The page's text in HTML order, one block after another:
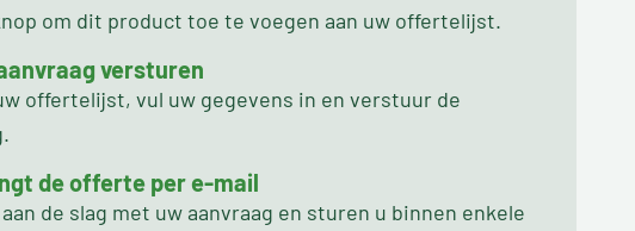
om dit product toe te voegen aan uw offertelijst.
versturen
offertelijst, vul uw gegevens in en verstuur de
de offerte per e-mail
de slag met uw aanvraag en sturen u binnen enkele